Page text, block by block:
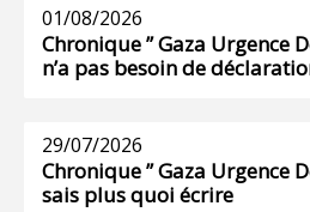
01/08/2026
Chronique ” Gaza Urgence
n’a pas besoin de
29/07/2026
Chronique ” Gaza Urgence
sais plus quoi écrire